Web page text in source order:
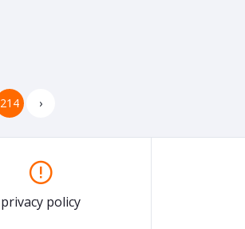
214 ›
privacy policy